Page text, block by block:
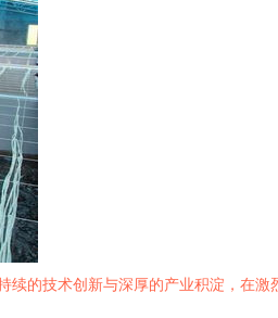
的技术创新与深厚的产业积淀，在激